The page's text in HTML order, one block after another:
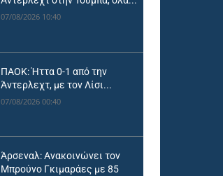
07/08/2026 10:40
ΠΑΟΚ: Ήττα 0-1 από την
Άντερλεχτ, με τον Λίσι...
07/08/2026 00:40
Άρσεναλ: Ανακοινώνει τον
Μπρούνο Γκιμαράες με 85